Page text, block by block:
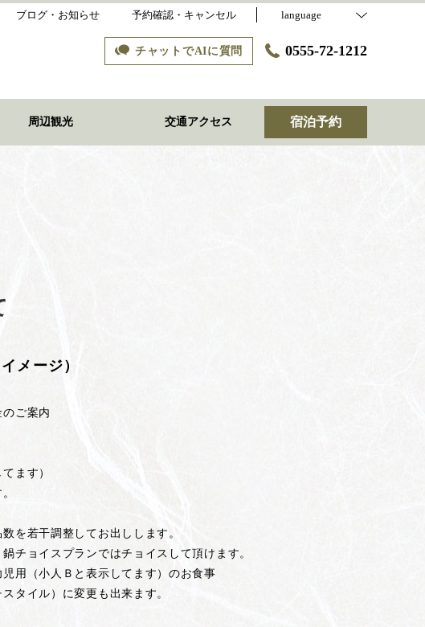
ブログ・お知らせ 予約確認・キャンセル language
チャットでAIに質問 0555-72-1212
周辺観光 交通アクセス 宿泊予約
メージ）
ご案内
ます）
若干調整してお出しします。
プランではチョイスして頂けます。
Ｂと表示してます）のお食事
に変更も出来ます。